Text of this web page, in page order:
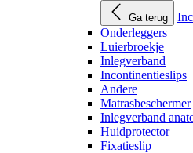
Ga terug
Onderleggers
Luierbroekje
Inlegverband
Incontinentieslips
Andere
Matrasbeschermer
Inlegverband
Huidprotector
Fixatieslip